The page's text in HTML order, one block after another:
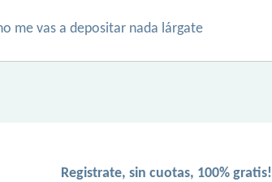
me vas a depositar nada lárgate
Registrate, sin cuotas, 100% gratis!